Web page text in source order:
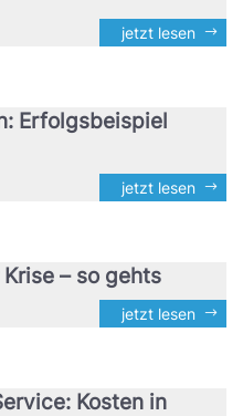
jetzt lesen
Erfolgsbeispiel
jetzt lesen
– so gehts
jetzt lesen
Kosten in